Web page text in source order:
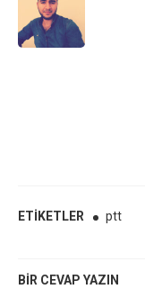
ETIKETLER ptt
BIR CEVAP YAZIN